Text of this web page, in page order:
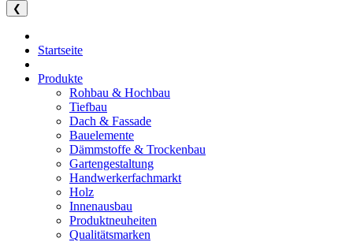
❮
Startseite
Produkte
Rohbau & Hochbau
Tiefbau
Dach & Fassade
Bauelemente
Dämmstoffe & Trockenbau
Gartengestaltung
Handwerkerfachmarkt
Holz
Innenausbau
Produktneuheiten
Qualitätsmarken